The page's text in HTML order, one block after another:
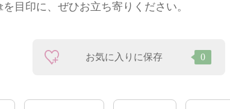
目印に、ぜひお立ち寄りください。
お気に入りに保存 0